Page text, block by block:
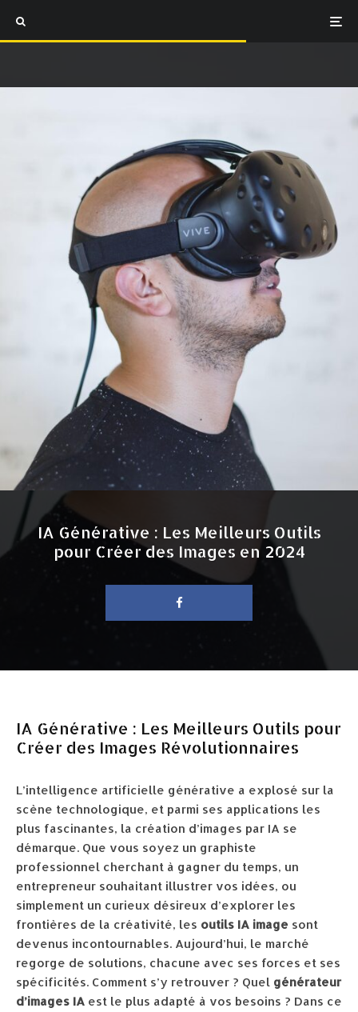
IA Générative : Les Meilleurs Outils
pour Créer des Images en 2024
IA Générative : Les Meilleurs Outils pour
Créer des Images Révolutionnaires
L’intelligence artificielle générative a explosé sur la
scène technologique, et parmi ses applications les
plus fascinantes, la création d’images par IA se
démarque. Que vous soyez un graphiste
professionnel cherchant à gagner du temps, un
entrepreneur souhaitant illustrer vos idées, ou
simplement un curieux désireux d’explorer les
frontières de la créativité, les outils IA image sont
devenus incontournables. Aujourd’hui, le marché
regorge de solutions, chacune avec ses forces et ses
spécificités. Comment s’y retrouver ? Quel générateur
d’images IA est le plus adapté à vos besoins ? Dans ce